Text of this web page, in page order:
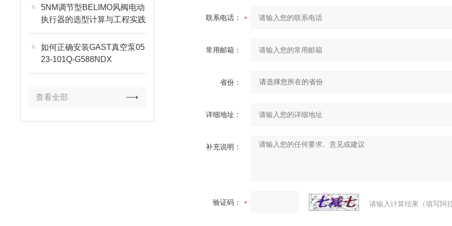
5NM调节型BELIMO风阀电动
执行器的选型计算与工程实践
如何正确安装GAST真空泵05
23-101Q-G588NDX
查看全部
联系电话：
常用邮箱：
省份：
详细地址：
补充说明：
验证码： 请输入计算结果（填写阿